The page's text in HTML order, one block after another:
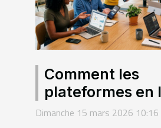
Comment les
plateformes en
démocratisent-
Dimanche 15 mars 2026 10:16